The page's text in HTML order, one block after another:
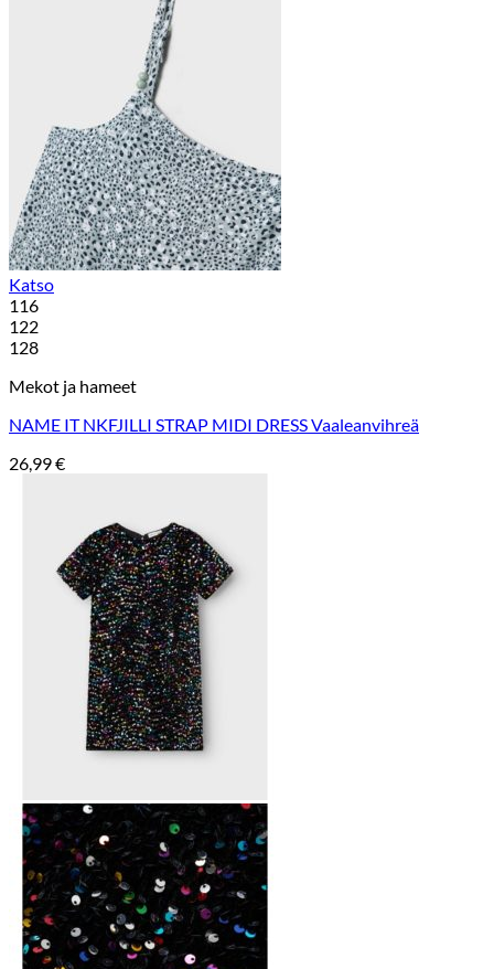
Katso
116
122
128
Mekot ja hameet
NAME IT NKFJILLI STRAP MIDI DRESS Vaaleanvihreä
26,99€